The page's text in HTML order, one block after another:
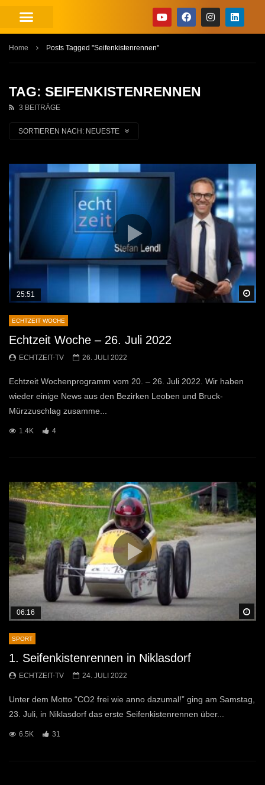
Home Posts Tagged "Seifenkistenrennen"
TAG: SEIFENKISTENRENNEN
3 BEITRÄGE
SORTIEREN NACH: NEUESTE
25:51
ECHTZEIT WOCHE
Echtzeit Woche – 26. Juli 2022
ECHTZEIT-TV 26. JULI 2022
Echtzeit Wochenprogramm vom 20. – 26. Juli 2022. Wir haben
wieder einige News aus den Bezirken Leoben und Bruck-
Mürzzuschlag zusamme...
1.4K 4
06:16
SPORT
1. Seifenkistenrennen in Niklasdorf
ECHTZEIT-TV 24. JULI 2022
Unter dem Motto “CO2 frei wie anno dazumal!” ging am Samstag,
23. Juli, in Niklasdorf das erste Seifenkistenrennen über...
6.5K 31